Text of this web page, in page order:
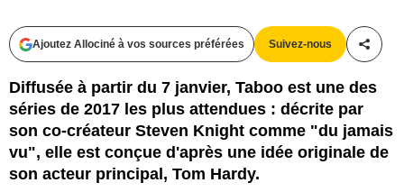
Ajoutez Allociné à vos sources préférées Suivez-nous
Diffusée à partir du 7 janvier, Taboo est une des
séries de 2017 les plus attendues : décrite par
son co-créateur Steven Knight comme "du jamais
vu", elle est conçue d'après une idée originale de
son acteur principal, Tom Hardy.